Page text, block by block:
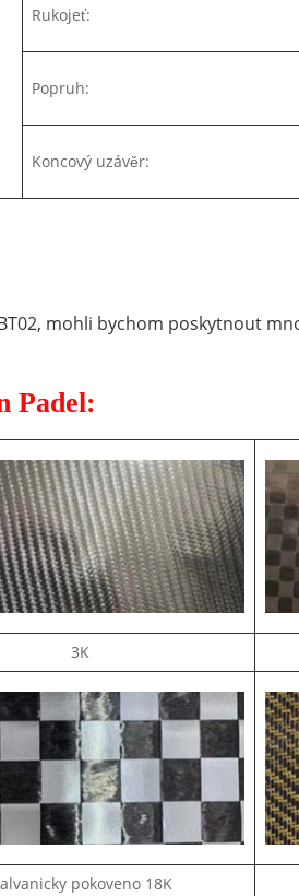
Rukojeť:
Popruh:
Koncový uzávěr:
mohli bychom poskytnout
Padel:
3K
pokoveno 18K